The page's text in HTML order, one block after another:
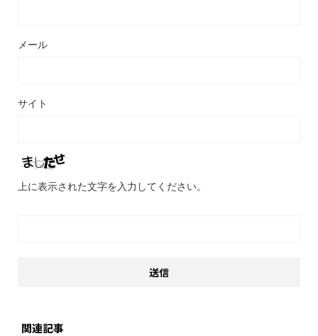
メール
サイト
上に表示された文字を入力してください。
関連記事